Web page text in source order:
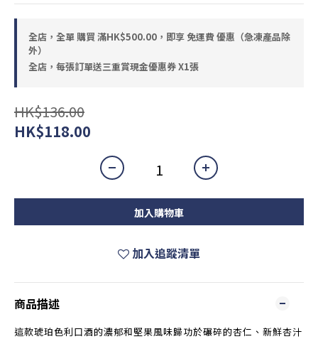
全店，全單 購買 滿HK$500.00，即享 免運費 優惠（急凍產品除
外）
全店，每張訂單送三重賞現金優惠券 X1張
HK$136.00
HK$118.00
加入購物車
加入追蹤清單
商品描述
這款琥珀色利口酒的濃郁和堅果風味歸功於碾碎的杏仁、新鮮杏汁